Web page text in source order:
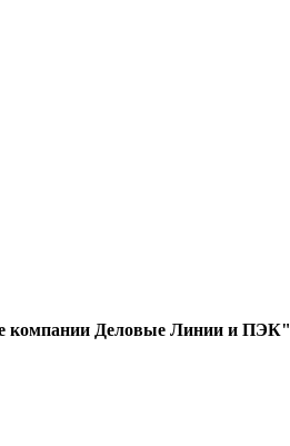
компании Деловые Линии и ПЭК"